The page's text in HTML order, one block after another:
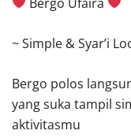
~ Simple & Syar’i
Bergo polos
yang suka tampil
aktivitasmu